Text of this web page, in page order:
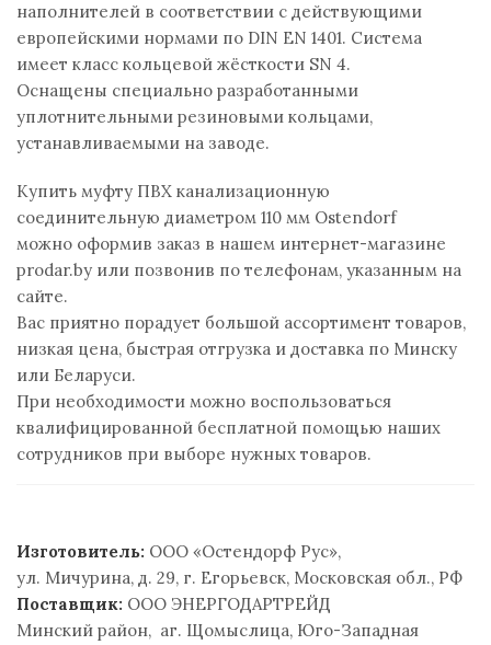
наполнителей в соответствии с действующими
европейскими нормами по DIN EN 1401. Система
имеет класс кольцевой жёсткости SN 4.
Оснащены специально разработанными
уплотнительными резиновыми кольцами,
устанавливаемыми на заводе.
Купить муфту ПВХ канализационную
соединительную диаметром 110 мм Ostendorf
можно оформив заказ в нашем интернет-магазине
prodar.by или позвонив по телефонам, указанным на
сайте.
Вас приятно порадует большой ассортимент товаров,
низкая цена, быстрая отгрузка и доставка по Минску
или Беларуси.
При необходимости можно воспользоваться
квалифицированной бесплатной помощью наших
сотрудников при выборе нужных товаров.
Изготовитель: ООО «Остендорф Рус»,
ул. Мичурина, д. 29, г. Егорьевск, Московская обл., РФ
Поставщик: ООО ЭНЕРГОДАРТРЕЙД
Минский район, аг. Щомыслица, Юго-Западная